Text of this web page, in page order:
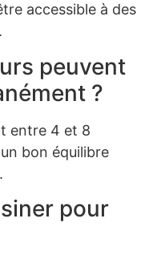
accessible à des
peuvent
?
entre 4 et 8
bon équilibre
pour